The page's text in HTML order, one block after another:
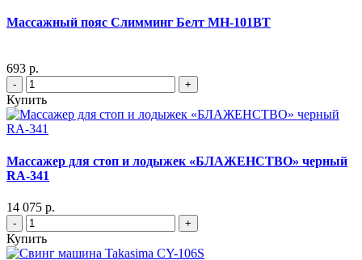
Массажный пояс Слимминг Белт MH-101BТ
693 р.
- +
Купить
Массажер для стоп и лодыжек «БЛАЖЕНСТВО» черный
RA-341
14 075 р.
- +
Купить